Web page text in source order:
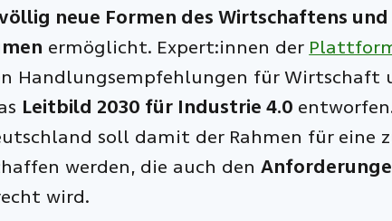
neue Formen des Wirtschaftens
ermöglicht. Expert:innen der
Handlungsempfehlungen für Wirtschaft
Leitbild 2030 für Industrie 4.0
soll damit der Rahmen für eine
werden, die auch den
wird.